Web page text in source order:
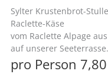
Sylter Krustenbrot-
Raclette-Käse
vom Raclette Alpage
auf unserer Seeterrasse.
pro Person